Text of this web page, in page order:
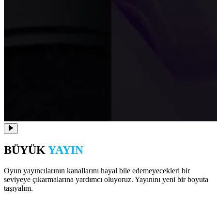
BÜYÜKYAYIN
Oyun yayıncılarının kanallarını hayal bile edemeyecekleri bir
seviyeye çıkarmalarına yardımcı oluyoruz. Yayınını yeni bir boyuta
taşıyalım.